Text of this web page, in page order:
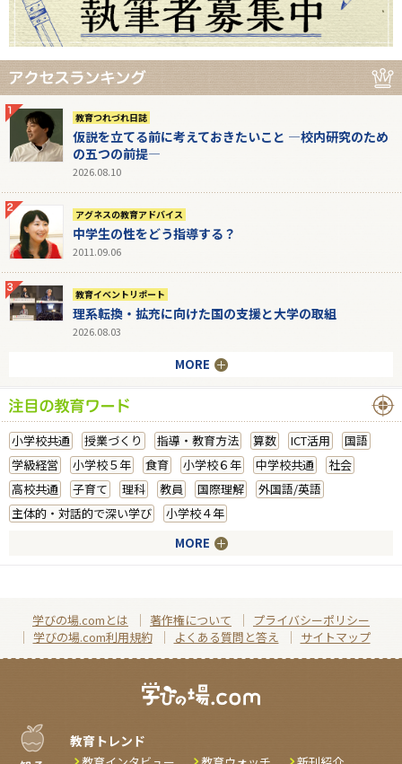
教育つれづれ日誌
仮説を立てる前に考えておきたいこと ―校内研究のため
の五つの前提―
2026.08.10
アグネスの教育アドバイス
中学生の性をどう指導する？
2011.09.06
教育イベントリポート
理系転換・拡充に向けた国の支援と大学の取組
2026.08.03
MORE
小学校共通 授業づくり 指導・教育方法 算数 ICT活用
国語
学級経営
小学校５年 食育 小学校６年 中学校共通
社会
高校共通
子育て 理科 教員 国際理解
外国語/英語
主体的・対話的で深い学び
小学校４年
MORE
学びの場.comとは 著作権について
プライバシーポリシー
学びの場.com利用規約
よくある質問と答え サイトマップ
教育トレンド